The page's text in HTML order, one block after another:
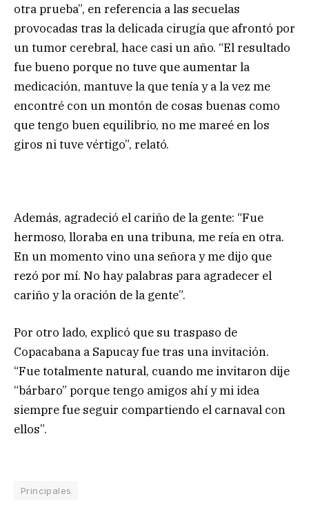
otra prueba”, en referencia a las secuelas
provocadas tras la delicada cirugía que afrontó por
un tumor cerebral, hace casi un año. “El resultado
fue bueno porque no tuve que aumentar la
medicación, mantuve la que tenía y a la vez me
encontré con un montón de cosas buenas como
que tengo buen equilibrio, no me mareé en los
giros ni tuve vértigo”, relató.
Además, agradeció el cariño de la gente: “Fue
hermoso, lloraba en una tribuna, me reía en otra.
En un momento vino una señora y me dijo que
rezó por mí. No hay palabras para agradecer el
cariño y la oración de la gente”.
Por otro lado, explicó que su traspaso de
Copacabana a Sapucay fue tras una invitación.
“Fue totalmente natural, cuando me invitaron dije
“bárbaro” porque tengo amigos ahí y mi idea
siempre fue seguir compartiendo el carnaval con
ellos”.
Principales